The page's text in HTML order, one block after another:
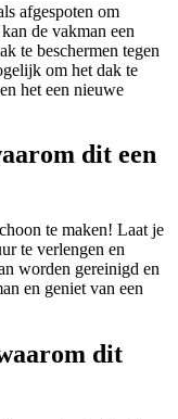
afgespoten om
de vakman een
te beschermen tegen
om het dak te
het een nieuwe
dit een
te maken! Laat je
te verlengen en
worden gereinigd en
en geniet van een
dit